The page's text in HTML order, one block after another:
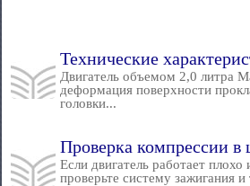
Технические
Двигатель объемом 2,0 литра
деформация поверхности
головки...
Проверка компрессии в
Если двигатель работает
проверьте систему зажигания